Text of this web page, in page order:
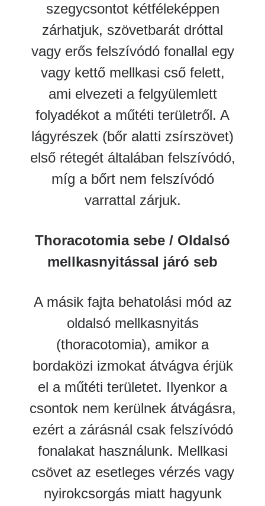
szegycsontot kétféleképpen
zárhatjuk, szövetbarát dróttal
vagy erős felszívódó fonallal egy
vagy kettő mellkasi cső felett,
ami elvezeti a felgyülemlett
folyadékot a műtéti területről. A
lágyrészek (bőr alatti zsírszövet)
első rétegét általában felszívódó,
míg a bőrt nem felszívódó
varrattal zárjuk.
Thoracotomia sebe / Oldalsó
mellkasnyitással járó seb
A másik fajta behatolási mód az
oldalsó mellkasnyitás
(thoracotomia), amikor a
bordaközi izmokat átvágva érjük
el a műtéti területet. Ilyenkor a
csontok nem kerülnek átvágásra,
ezért a zárásnál csak felszívódó
fonalakat használunk. Mellkasi
csövet az esetleges vérzés vagy
nyirokcsorgás miatt hagyunk